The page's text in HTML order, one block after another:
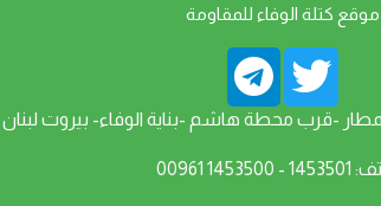
موقع كتلة الوفاء للمقاومة
-قرب محطة هاشم -بناية الوفاء- بيروت لبنان
00961